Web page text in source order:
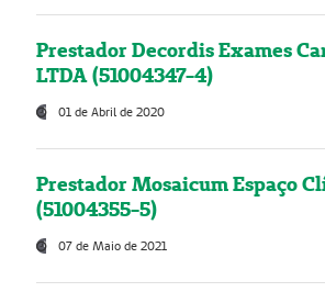
Prestador Decordis Exames
LTDA (51004347-4)
01 de Abril de 2020
Prestador Mosaicum Espaço
(51004355-5)
07 de Maio de 2021